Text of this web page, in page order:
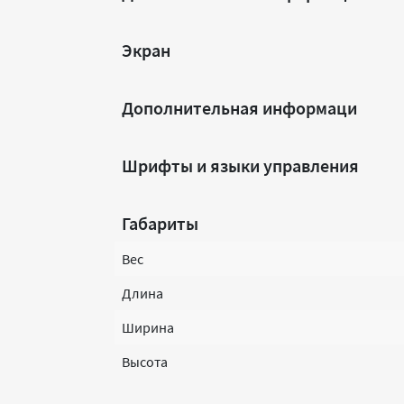
Экран
Дополнительная информаци
Шрифты и языки управления
Габариты
Вес
Длина
Ширина
Высота